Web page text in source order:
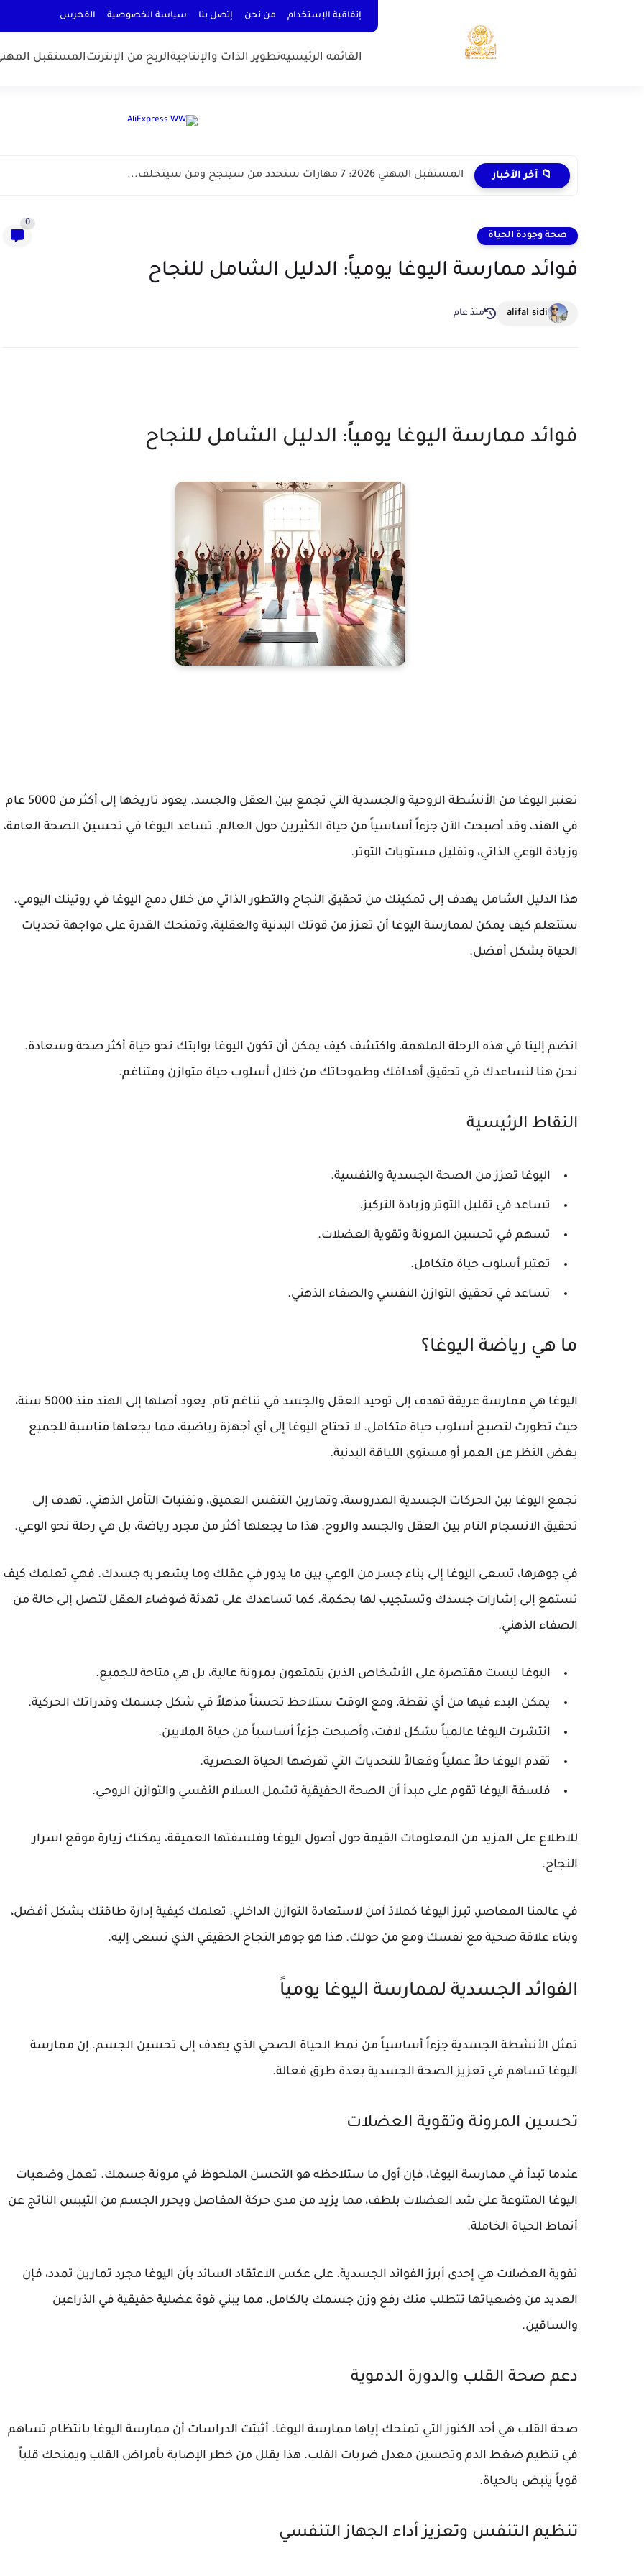
إتفاقية الإستخدام من نحن إتصل بنا سياسة الخصوصية الفهرس
القائمه الرئيسيهتطوير الذات والإنتاجيةالربح من الإنترنتالمستقبل
📁 آخر الأخبار المستقبل المهني 2026: 7 مهارات ستحدد من سينجح ومن سيتخلف...
صحة وجودة الحياة
0
فوائد ممارسة اليوغا يومياً: الدليل الشامل للنجاح
alifal sidi منذ عام
فوائد ممارسة اليوغا يومياً: الدليل الشامل للنجاح
تعتبر اليوغا من الأنشطة الروحية والجسدية التي تجمع بين العقل والجسد. يعود تاريخها إلى أكثر من 5000 عام
في الهند، وقد أصبحت الآن جزءاً أساسياً من حياة الكثيرين حول العالم. تساعد اليوغا في تحسين الصحة العامة،
وزيادة الوعي الذاتي، وتقليل مستويات التوتر.
هذا الدليل الشامل يهدف إلى تمكينك من تحقيق النجاح والتطور الذاتي من خلال دمج اليوغا في روتينك اليومي.
ستتعلم كيف يمكن لممارسة اليوغا أن تعزز من قوتك البدنية والعقلية، وتمنحك القدرة على مواجهة تحديات
الحياة بشكل أفضل.
انضم إلينا في هذه الرحلة الملهمة، واكتشف كيف يمكن أن تكون اليوغا بوابتك نحو حياة أكثر صحة وسعادة.
نحن هنا لنساعدك في تحقيق أهدافك وطموحاتك من خلال أسلوب حياة متوازن ومتناغم.
النقاط الرئيسية
اليوغا تعزز من الصحة الجسدية والنفسية.
تساعد في تقليل التوتر وزيادة التركيز.
تسهم في تحسين المرونة وتقوية العضلات.
تعتبر أسلوب حياة متكامل.
تساعد في تحقيق التوازن النفسي والصفاء الذهني.
ما هي رياضة اليوغا؟
اليوغا هي ممارسة عريقة تهدف إلى توحيد العقل والجسد في تناغم تام. يعود أصلها إلى الهند منذ 5000 سنة،
حيث تطورت لتصبح أسلوب حياة متكامل. لا تحتاج اليوغا إلى أي أجهزة رياضية، مما يجعلها مناسبة للجميع
بغض النظر عن العمر أو مستوى اللياقة البدنية.
تجمع اليوغا بين الحركات الجسدية المدروسة، وتمارين التنفس العميق، وتقنيات التأمل الذهني. تهدف إلى
تحقيق الانسجام التام بين العقل والجسد والروح. هذا ما يجعلها أكثر من مجرد رياضة، بل هي رحلة نحو الوعي.
في جوهرها، تسعى اليوغا إلى بناء جسر من الوعي بين ما يدور في عقلك وما يشعر به جسدك. فهي تعلمك كيف
تستمع إلى إشارات جسدك وتستجيب لها بحكمة. كما تساعدك على تهدئة ضوضاء العقل لتصل إلى حالة من
الصفاء الذهني.
اليوغا ليست مقتصرة على الأشخاص الذين يتمتعون بمرونة عالية، بل هي متاحة للجميع.
يمكن البدء فيها من أي نقطة، ومع الوقت ستلاحظ تحسناً مذهلاً في شكل جسمك وقدراتك الحركية.
انتشرت اليوغا عالمياً بشكل لافت، وأصبحت جزءاً أساسياً من حياة الملايين.
تقدم اليوغا حلاً عملياً وفعالاً للتحديات التي تفرضها الحياة العصرية.
فلسفة اليوغا تقوم على مبدأ أن الصحة الحقيقية تشمل السلام النفسي والتوازن الروحي.
للاطلاع على المزيد من المعلومات القيمة حول أصول اليوغا وفلسفتها العميقة، يمكنك زيارة موقع اسرار
النجاح.
في عالمنا المعاصر، تبرز اليوغا كملاذ آمن لاستعادة التوازن الداخلي. تعلمك كيفية إدارة طاقتك بشكل أفضل،
وبناء علاقة صحية مع نفسك ومع من حولك. هذا هو جوهر النجاح الحقيقي الذي نسعى إليه.
الفوائد الجسدية لممارسة اليوغا يومياً
تمثل الأنشطة الجسدية جزءاً أساسياً من نمط الحياة الصحي الذي يهدف إلى تحسين الجسم. إن ممارسة
اليوغا تساهم في تعزيز الصحة الجسدية بعدة طرق فعالة.
تحسين المرونة وتقوية العضلات
عندما تبدأ في ممارسة اليوغا، فإن أول ما ستلاحظه هو التحسن الملحوظ في مرونة جسمك. تعمل وضعيات
اليوغا المتنوعة على شد العضلات بلطف، مما يزيد من مدى حركة المفاصل ويحرر الجسم من التيبس الناتج عن
أنماط الحياة الخاملة.
تقوية العضلات هي إحدى أبرز الفوائد الجسدية. على عكس الاعتقاد السائد بأن اليوغا مجرد تمارين تمدد، فإن
العديد من وضعياتها تتطلب منك رفع وزن جسمك بالكامل، مما يبني قوة عضلية حقيقية في الذراعين
والساقين.
دعم صحة القلب والدورة الدموية
صحة القلب هي أحد الكنوز التي تمنحك إياها ممارسة اليوغا. أثبتت الدراسات أن ممارسة اليوغا بانتظام تساهم
في تنظيم ضغط الدم وتحسين معدل ضربات القلب. هذا يقلل من خطر الإصابة بأمراض القلب ويمنحك قلباً
قوياً ينبض بالحياة.
تنظيم التنفس وتعزيز أداء الجهاز التنفسي